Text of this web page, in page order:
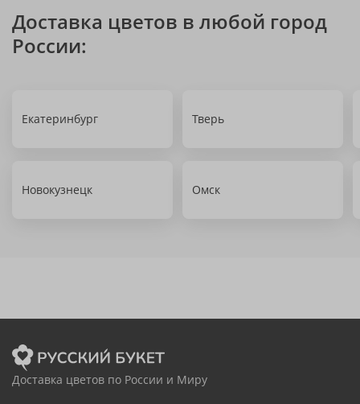
Доставка цветов в любой город
России:
Екатеринбург Тверь
Новокузнецк Омск
Доставка цветов по России и Миру